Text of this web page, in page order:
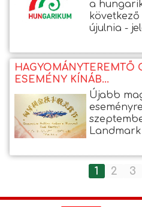
a
újulnia -
HAGYOMÁNYTEREMTŐ
ESEMÉNY KÍNÁB...
Újabb
1 2 3